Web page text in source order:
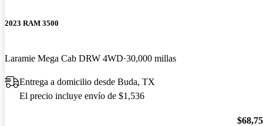
2023 RAM 3500
Laramie Mega Cab DRW 4WD 30,000 millas
Entrega a domicilio desde Buda, TX
El precio incluye envío de $1,536